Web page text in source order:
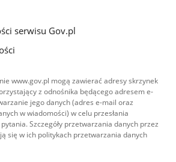
serwisu Gov.pl
www.gov.pl mogą zawierać adresy skrzynek
z odnośnika będącego adresem e-
jego danych (adres e-mail oraz
w wiadomości) w celu przesłania
Szczegóły przetwarzania danych przez
się w ich politykach przetwarzania danych